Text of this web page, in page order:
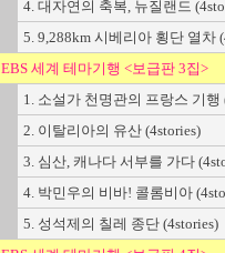
4. 대자연의 축복, 뉴질랜드
5. 9,288km 시베리아 횡단 열차
EBS 세계 테마기행 <보급판 3집>
1. 소설가 천명관의 프랑스 기행
2. 이탈리아의 유산 (4stories)
3. 심산, 캐나다 서부를 가다
4. 박민우의 비바! 콜롬비아
5. 성석제의 칠레 종단 (4stories)